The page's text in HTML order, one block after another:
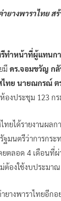
างพาราไทย ส
ทำหน้าที่ผู้แทนก
มี ดร.จอมขวัญ กลั
ไทย นายณกรณ์ ต
งประชุม 123 ก
ยได้รายงานผล
ฐมนตรีว่าการก
ตลอด 4 เดือนที่
ต้องใช้งบประมาณ
งพาราไทยอีกอ